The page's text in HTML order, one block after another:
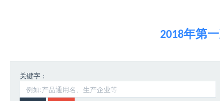
2018年第
关键字：